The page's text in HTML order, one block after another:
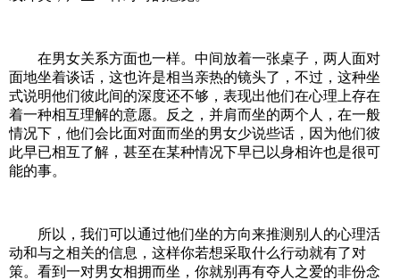
在男女关系方面也一样。中间放着一张桌子，两人面对
面地坐着谈话，这也许是相当亲热的镜头了，不过，这种坐
式说明他们彼此间的深度还不够，表现出他们在心理上存在
着一种相互理解的意愿。反之，并肩而坐的两个人，在一般
情况下，他们会比面对面而坐的男女少说些话，因为他们彼
此早已相互了解，甚至在某种情况下早已以身相许也是很可
能的事。
所以，我们可以通过他们坐的方向来推测别人的心理活
动和与之相关的信息，这样你若想采取什么行动就有了对
策。看到一对男女相拥而坐，你就别再有夺人之爱的非份念